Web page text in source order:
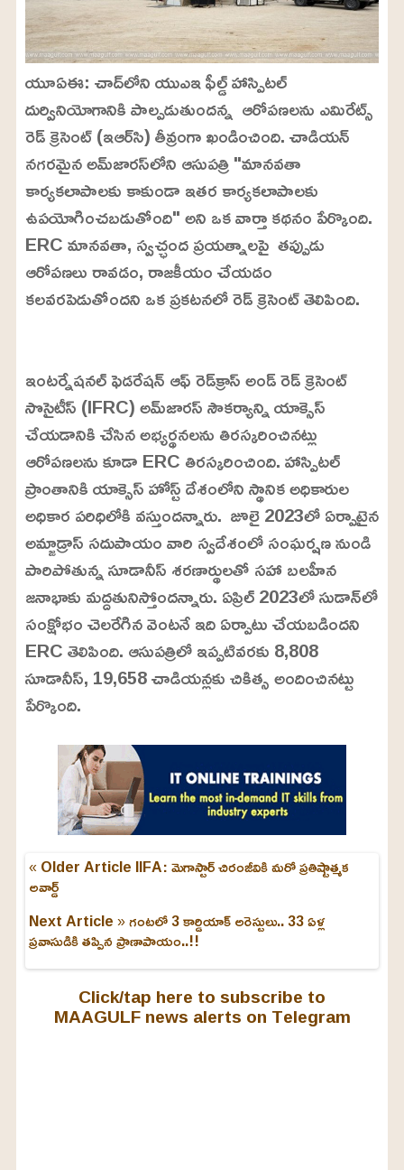
యూఏఈ: చాద్‌లోని యుఎఇ ఫీల్డ్ హాస్పిటల్
దుర్వినియోగానికి పాల్పడుతుందన్న ఆరోపణలను ఎమిరేట్స్
రెడ్ క్రెసెంట్ (ఇఆర్‌సి) తీవ్రంగా ఖండించింది. చాడియన్
నగరమైన అమ్‌జారస్‌లోని ఆసుపత్రి "మానవతా
కార్యకలాపాలకు కాకుండా ఇతర కార్యకలాపాలకు
ఉపయోగించబడుతోంది" అని ఒక వార్తా కథనం పేర్కొంది.
ERC మానవతా, స్వచ్ఛంద ప్రయత్నాలపై తప్పుడు
ఆరోపణలు రావడం, రాజకీయం చేయడం
కలవరపెడుతోందని ఒక ప్రకటనలో రెడ్ క్రెసెంట్ తెలిపింది.
U
n
m
u
t
e
a
d
e
d
:
2
4
.
6
3
%
ఇంటర్నేషనల్ ఫెడరేషన్ ఆఫ్ రెడ్‌క్రాస్ అండ్ రెడ్ క్రెసెంట్
సొసైటీస్ (IFRC) అమ్‌జారస్ సౌకర్యాన్ని యాక్సెస్
చేయడానికి చేసిన అభ్యర్థనలను తిరస్కరించినట్లు
ఆరోపణలను కూడా ERC తిరస్కరించింది. హాస్పిటల్
ప్రాంతానికి యాక్సెస్ హోస్ట్ దేశంలోని స్థానిక అధికారుల
అధికార పరిధిలోకి వస్తుందన్నారు. జూలై 2023లో ఏర్పాటైన
అమ్జాడ్రాస్ సదుపాయం వారి స్వదేశంలో సంఘర్షణ నుండి
పారిపోతున్న సూడానీస్ శరణార్థులతో సహా బలహీన
జనాభాకు మద్దతునిస్తోందన్నారు. ఏప్రిల్ 2023లో సుడాన్‌లో
సంక్షోభం చెలరేగిన వెంటనే ఇది ఏర్పాటు చేయబడిందని
ERC తెలిపింది. ఆసుపత్రిలో ఇప్పటివరకు 8,808
సూడానీస్, 19,658 చాడియన్లకు చికిత్స అందించినట్టు
పేర్కొంది.
« Older Article IIFA: మెగాస్టార్ చిరంజీవికి మరో ప్రతిష్టాత్మక
అవార్డ్
Next Article »గంటలో 3 కార్డియాక్ అరెస్టులు.. 33 ఏళ్ల
ప్రవాసుడికి తప్పిన ప్రాణాపాయం..!!
Click/tap here to subscribe to
MAAGULF news alerts on Telegram